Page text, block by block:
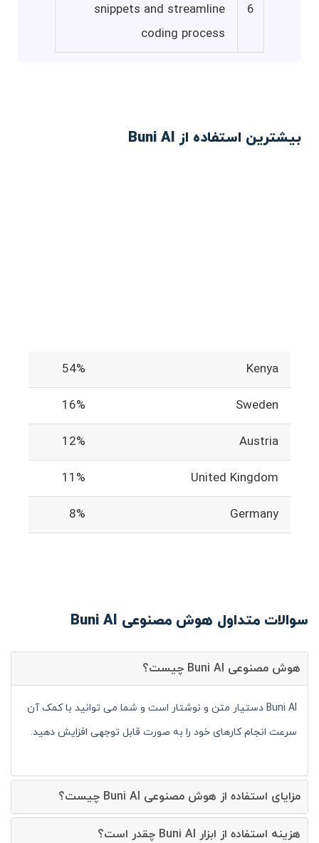
6
snippets and streamline
coding process
بیشترین استفاده از Buni AI
Kenya
54%
Sweden
16%
Austria
12%
United Kingdom
11%
Germany
8%
سوالات متداول هوش مصنوعی Buni AI
هوش مصنوعی Buni AI چیست؟
Buni AI دستیار متن و نوشتار است و شما می توانید با کمک آن
سرعت انجام کارهای خود را به صورت قابل توجهی افزایش دهید.
مزایای استفاده از هوش مصنوعی Buni AI چیست؟
هزینه استفاده از ابزار Buni AI چقدر است؟